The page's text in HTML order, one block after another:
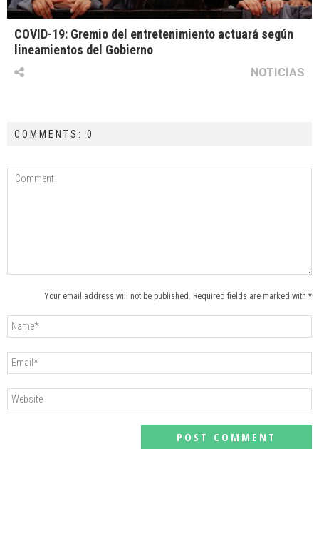
COVID-19: Gremio del entretenimiento actuará según
lineamientos del Gobierno
NOTICIAS
COMMENTS: 0
Your email address will not be published. Required fields are marked with *